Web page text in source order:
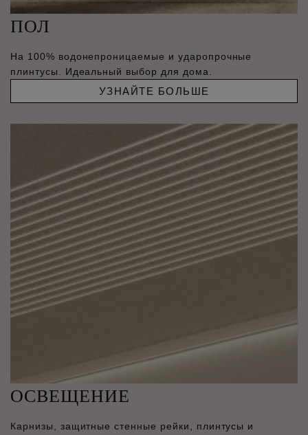
ПОЛ
На 100% водонепроницаемые и ударопрочные
плинтусы. Идеальный выбор для дома.
УЗНАЙТЕ БОЛЬШЕ
ОСВЕЩЕНИЕ
Карнизы, защитные стенные рейки, плинтусы и